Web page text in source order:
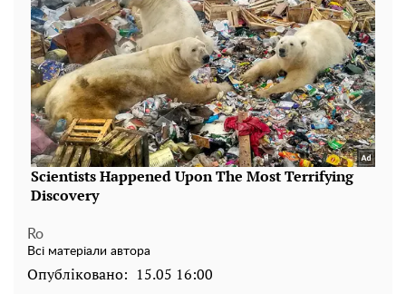
Ro
Всі матеріали автора
Опубліковано: 15.05 16:00